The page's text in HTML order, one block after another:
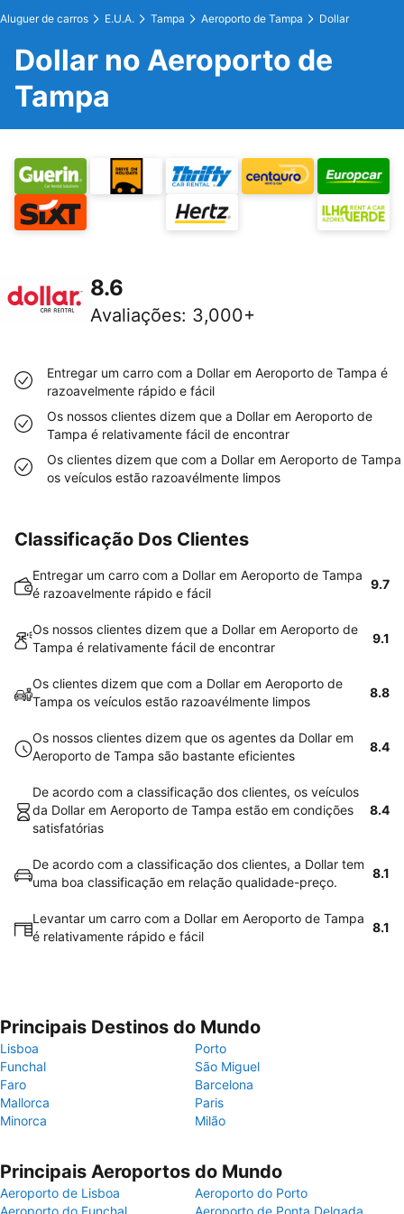
Aluguer de carros E.U.A. Tampa Aeroporto de Tampa Dollar
Dollar no Aeroporto de
Tampa
8.6
Avaliações: 3,000+
Entregar um carro com a Dollar em Aeroporto de Tampa é
razoavelmente rápido e fácil
Os nossos clientes dizem que a Dollar em Aeroporto de
Tampa é relativamente fácil de encontrar
Os clientes dizem que com a Dollar em Aeroporto de Tampa
os veículos estão razoavélmente limpos
Classificação Dos Clientes
Entregar um carro com a Dollar em Aeroporto de Tampa
é razoavelmente rápido e fácil
9.7
Os nossos clientes dizem que a Dollar em Aeroporto de
Tampa é relativamente fácil de encontrar
9.1
Os clientes dizem que com a Dollar em Aeroporto de
Tampa os veículos estão razoavélmente limpos
8.8
Os nossos clientes dizem que os agentes da Dollar em
Aeroporto de Tampa são bastante eficientes
8.4
De acordo com a classificação dos clientes, os veículos
da Dollar em Aeroporto de Tampa estão em condições
satisfatórias
8.4
De acordo com a classificação dos clientes, a Dollar tem
uma boa classificação em relação qualidade-preço.
8.1
Levantar um carro com a Dollar em Aeroporto de Tampa
é relativamente rápido e fácil
8.1
Principais Destinos do Mundo
Lisboa
Porto
Funchal
São Miguel
Faro
Barcelona
Mallorca
Paris
Minorca
Milão
Principais Aeroportos do Mundo
Aeroporto de Lisboa
Aeroporto do Porto
Aeroporto do Funchal
Aeroporto de Ponta Delgada